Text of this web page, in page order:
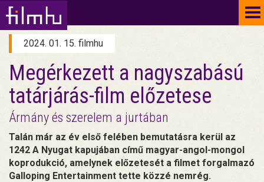
2024. 01. 15. filmhu
Megérkezett a nagyszabású
tatárjárás-film előzetese
Ármány és szerelem a jurtában
Talán már az év első felében bemutatásra kerül az
1242 A Nyugat kapujában című magyar-angol-mongol
koprodukció, amelynek előzetesét a filmet forgalmazó
Galloping Entertainment tette közzé nemrég.